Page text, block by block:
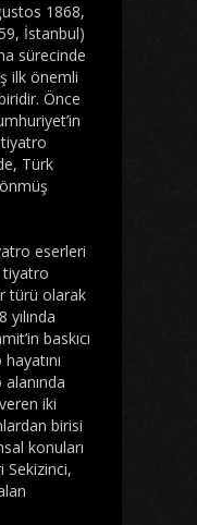
1868,
İstanbul)
sürecinde
ilk önemli
Önce
tiyatro
Türk
eserleri
tiyatro
türü olarak
baskıcı
iki
birisi
konuları
Sekizinci,